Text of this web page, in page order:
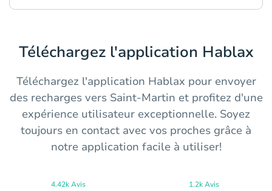
Téléchargez l'application Hablax
Téléchargez l'application Hablax pour envoyer
des recharges vers Saint-Martin et profitez d'une
expérience utilisateur exceptionnelle. Soyez
toujours en contact avec vos proches grâce à
notre application facile à utiliser!
4.42k Avis 1.2k Avis